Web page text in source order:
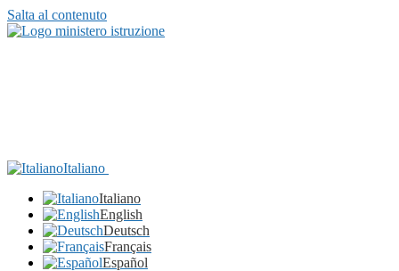
Salta al contenuto
Italiano
Italiano
English
Deutsch
Français
Español